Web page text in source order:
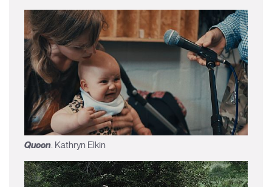
Queen. Kathryn Elkin